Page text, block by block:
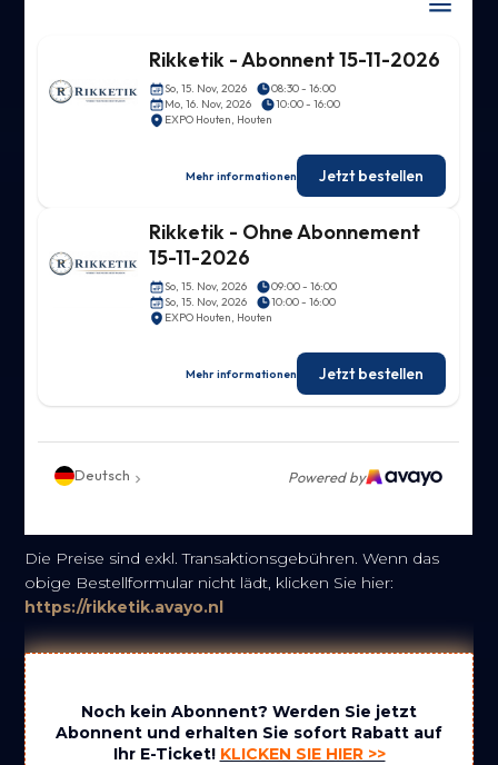
Die Preise sind exkl. Transaktionsgebühren. Wenn das
obige Bestellformular nicht lädt, klicken Sie hier:
https://rikketik.avayo.nl
Noch kein Abonnent? Werden Sie jetzt
Abonnent und erhalten Sie sofort Rabatt auf
Ihr E-Ticket! KLICKEN SIE HIER >>